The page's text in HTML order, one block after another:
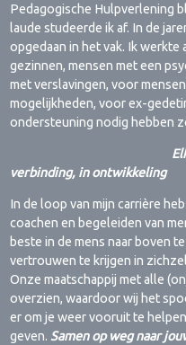
Pedagogische Hulpverlening
laude studeerde ik af. In de
opgedaan in het vak. Ik
gezinnen, mensen met een
met verslavingen, voor
mogelijkheden, voor ex-
ondersteuning nodig hebben
Elkaar helpen
verbinding, in ontwikkeling
In de loop van mijn carrière
coachen en begeleiden van
beste in de mens naar boven
vertrouwen te krijgen in
Onze maatschappij met alle
overzien, waardoor wij het
er om je weer vooruit te
geven. Samen op weg naar